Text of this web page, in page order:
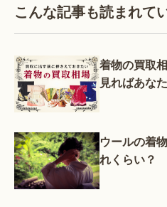
こんな記事も読まれて
着物の買取
見ればあな
ウールの着
れくらい？